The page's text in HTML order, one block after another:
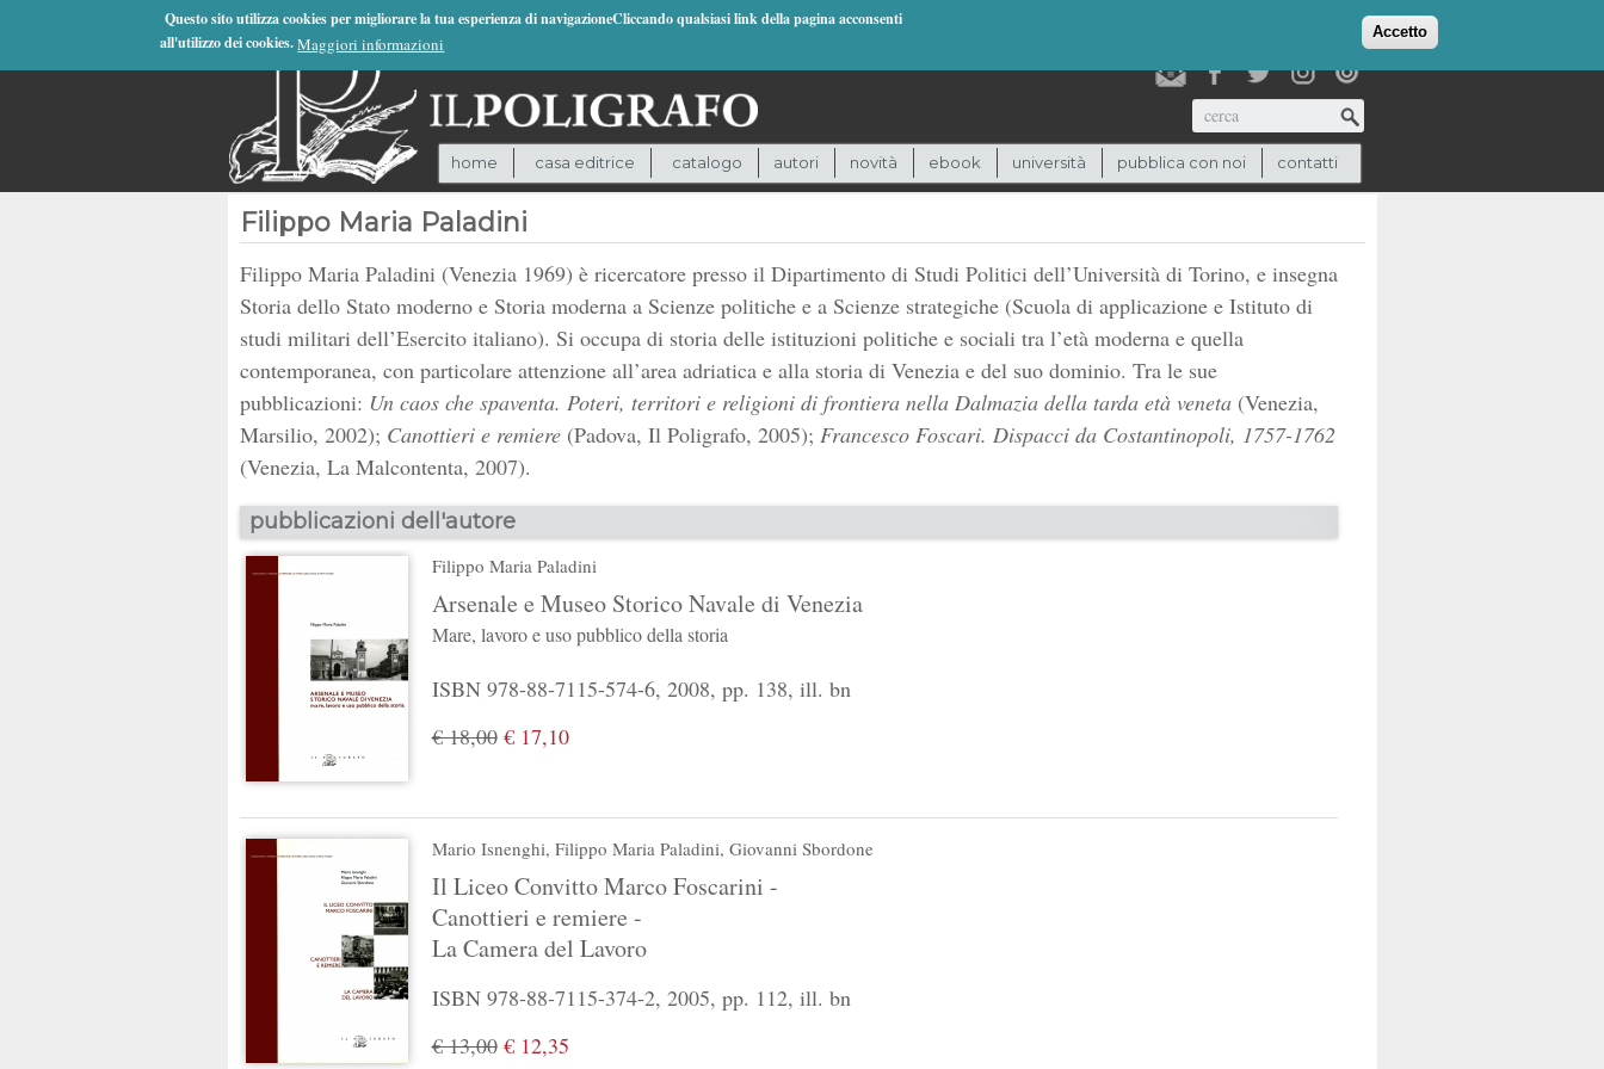
Questo sito utilizza cookies per migliorare la tua esperienza di navigazioneCliccando qualsiasi link della pagina acconsenti
all'utilizzo dei cookies. Maggiori informazioni
Accetto
(0)
Cerca
home casa editrice catalogo autori novità ebook università pubblica con noi contatti
Filippo Maria Paladini
Filippo Maria Paladini (Venezia 1969) è ricercatore presso il Dipartimento di Studi Politici dell’Università di Torino, e insegna
Storia dello Stato moderno e Storia moderna a Scienze politiche e a Scienze strategiche (Scuola di applicazione e Istituto di
studi militari dell’Esercito italiano). Si occupa di storia delle istituzioni politiche e sociali tra l’età moderna e quella
contemporanea, con particolare attenzione all’area adriatica e alla storia di Venezia e del suo dominio. Tra le sue
pubblicazioni: Un caos che spaventa. Poteri, territori e religioni di frontiera nella Dalmazia della tarda età veneta(Venezia,
Marsilio, 2002); Canottieri e remiere(Padova, Il Poligrafo, 2005); Francesco Foscari. Dispacci da Costantinopoli, 1757-1762
(Venezia, La Malcontenta, 2007).
pubblicazioni dell'autore
Filippo Maria Paladini
Arsenale e Museo Storico Navale di Venezia
Mare, lavoro e uso pubblico della storia
ISBN 978-88-7115-574-6, 2008, pp. 138, ill. bn
€ 18,00€ 17,10
Mario Isnenghi, Filippo Maria Paladini, Giovanni Sbordone
Il Liceo Convitto Marco Foscarini -
Canottieri e remiere -
La Camera del Lavoro
ISBN 978-88-7115-374-2, 2005, pp. 112, ill. bn
€ 13,00€ 12,35